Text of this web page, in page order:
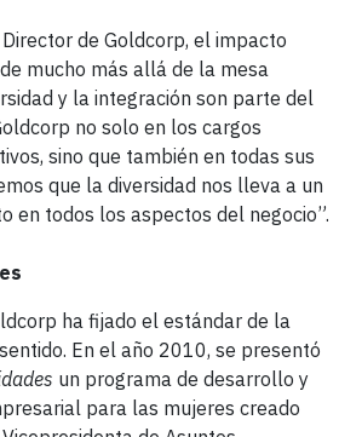
de Goldcorp, el impacto
mucho más allá de la mesa
y la integración son parte del
no solo en los cargos
sino que también en todas sus
que la diversidad nos lleva a un
en todos los aspectos del negocio”.
ha fijado el estándar de la
En el año 2010, se presentó
un programa de desarrollo y
para las mujeres creado